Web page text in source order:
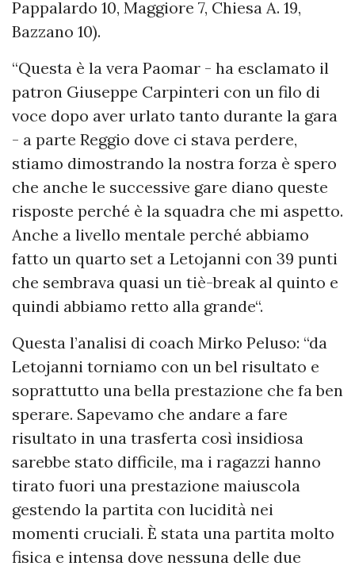
Pappalardo 10, Maggiore 7, Chiesa A. 19,
Bazzano 10).
“Questa è la vera Paomar - ha esclamato il
patron Giuseppe Carpinteri con un filo di
voce dopo aver urlato tanto durante la gara
- a parte Reggio dove ci stava perdere,
stiamo dimostrando la nostra forza è spero
che anche le successive gare diano queste
risposte perché è la squadra che mi aspetto.
Anche a livello mentale perché abbiamo
fatto un quarto set a Letojanni con 39 punti
che sembrava quasi un tiè-break al quinto e
quindi abbiamo retto alla grande“.
Questa l’analisi di coach Mirko Peluso: “da
Letojanni torniamo con un bel risultato e
soprattutto una bella prestazione che fa ben
sperare. Sapevamo che andare a fare
risultato in una trasferta così insidiosa
sarebbe stato difficile, ma i ragazzi hanno
tirato fuori una prestazione maiuscola
gestendo la partita con lucidità nei
momenti cruciali. È stata una partita molto
fisica e intensa dove nessuna delle due